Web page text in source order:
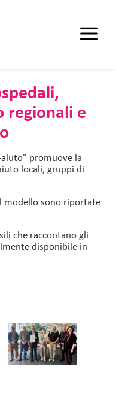
regionali e
promuove la
locali, gruppi di
modello sono riportate
che raccontano gli
disponibile in